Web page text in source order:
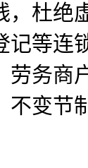
杜绝
等连
务商
变节